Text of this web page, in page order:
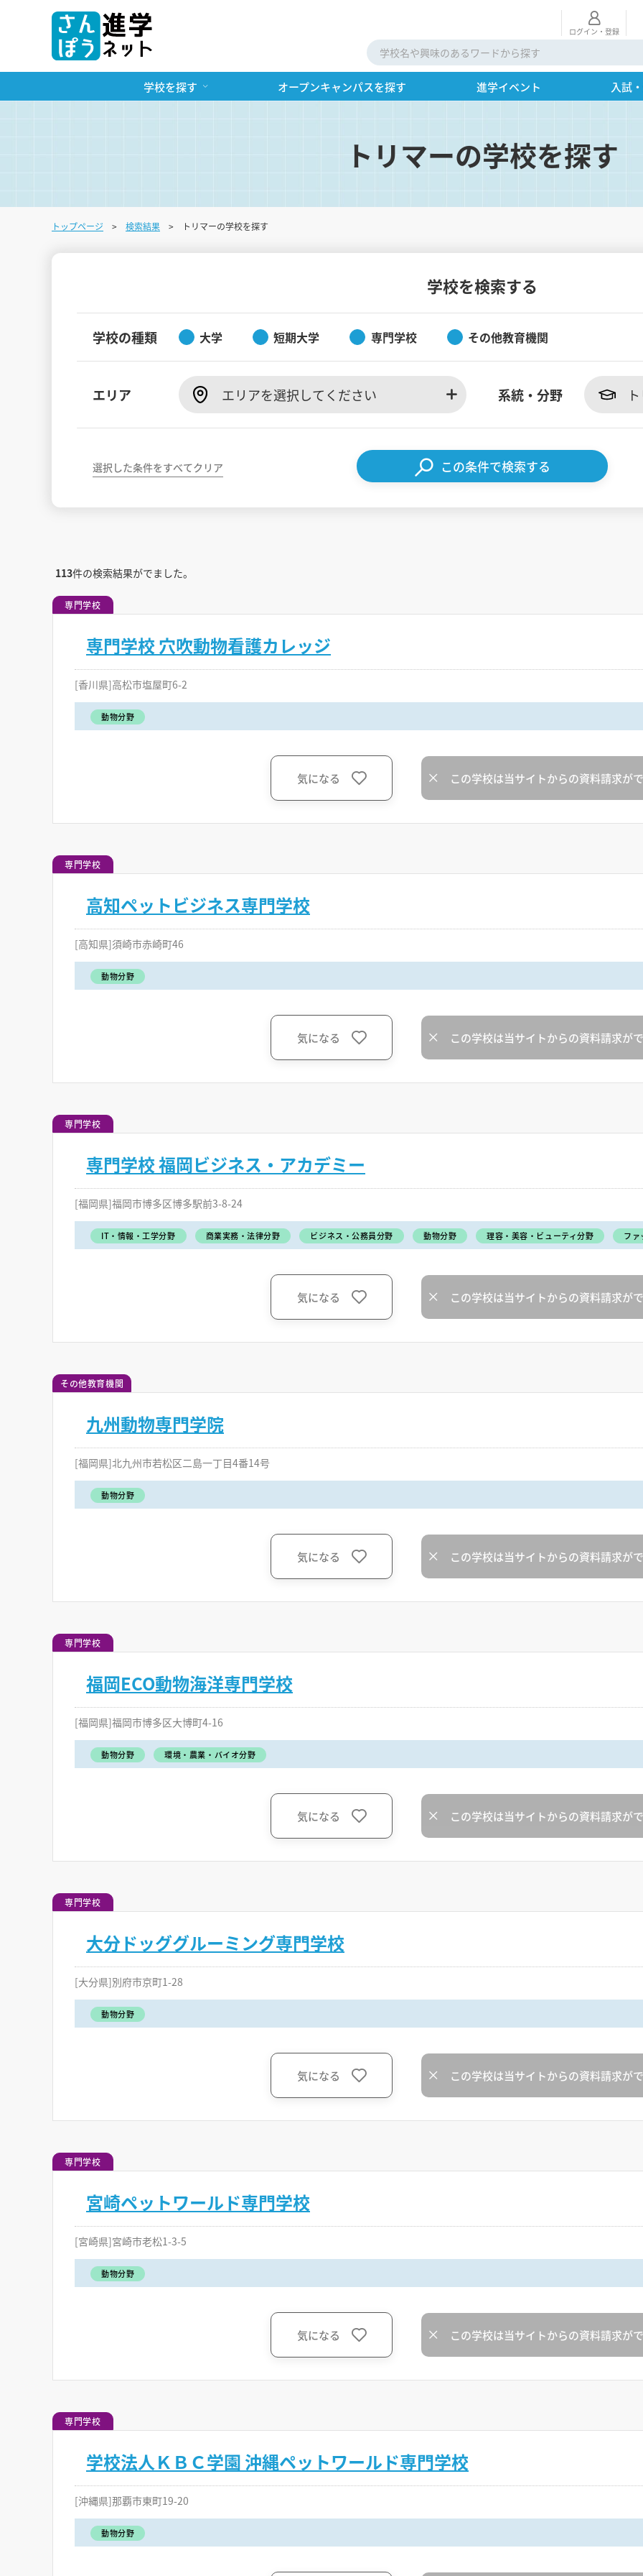
ログイン・登録
学校を探す オープンキャンパスを探す 進学イベント 入試
トリマーの学校を探す
トップページ 検索結果 トリマーの学校を探す
学校を検索する
学校の種類 大学 短期大学 専門学校 その他教育機関
エリア エリアを選択してください 系統・分野
この条件で検索する
選択した条件をすべてクリア
113件の検索結果がでました。
専門学校
専門学校 穴吹動物看護カレッジ
[香川県]高松市塩屋町6-2
動物分野
気になる この学校は当サイトからの資料請求が
専門学校
高知ペットビジネス専門学校
[高知県]須崎市赤崎町46
動物分野
気になる この学校は当サイトからの資料請求が
専門学校
専門学校 福岡ビジネス・アカデミー
[福岡県]福岡市博多区博多駅前3-8-24
IT・情報・工学分野 商業実務・法律分野 ビジネス・公務員分野 動物分野 理容・美容・ビューティ分野 ファ
気になる この学校は当サイトからの資料請求が
その他教育機関
九州動物専門学院
[福岡県]北九州市若松区二島一丁目4番14号
動物分野
気になる この学校は当サイトからの資料請求が
専門学校
福岡ECO動物海洋専門学校
[福岡県]福岡市博多区大博町4-16
動物分野 環境・農業・バイオ分野
気になる この学校は当サイトからの資料請求が
専門学校
大分ドッググルーミング専門学校
[大分県]別府市京町1-28
動物分野
気になる この学校は当サイトからの資料請求が
専門学校
宮崎ペットワールド専門学校
[宮崎県]宮崎市老松1-3-5
動物分野
気になる この学校は当サイトからの資料請求が
専門学校
学校法人ＫＢＣ学園 沖縄ペットワールド専門学校
[沖縄県]那覇市東町19-20
動物分野